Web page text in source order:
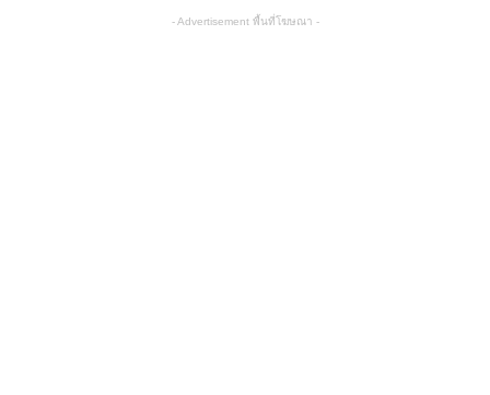
- Advertisement พื้นที่โฆษณา -